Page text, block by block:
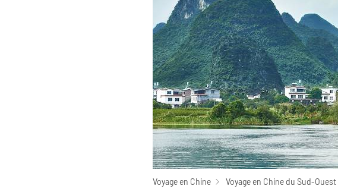
Voyage en Chine Voyage en Chine du Sud-Ouest